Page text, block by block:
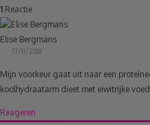
1 Reactie
Elise Bergmans
17/11/2018
Mijn voorkeur gaat uit naar een
koolhydraatarm dieet met eiwitrijke
Reageren